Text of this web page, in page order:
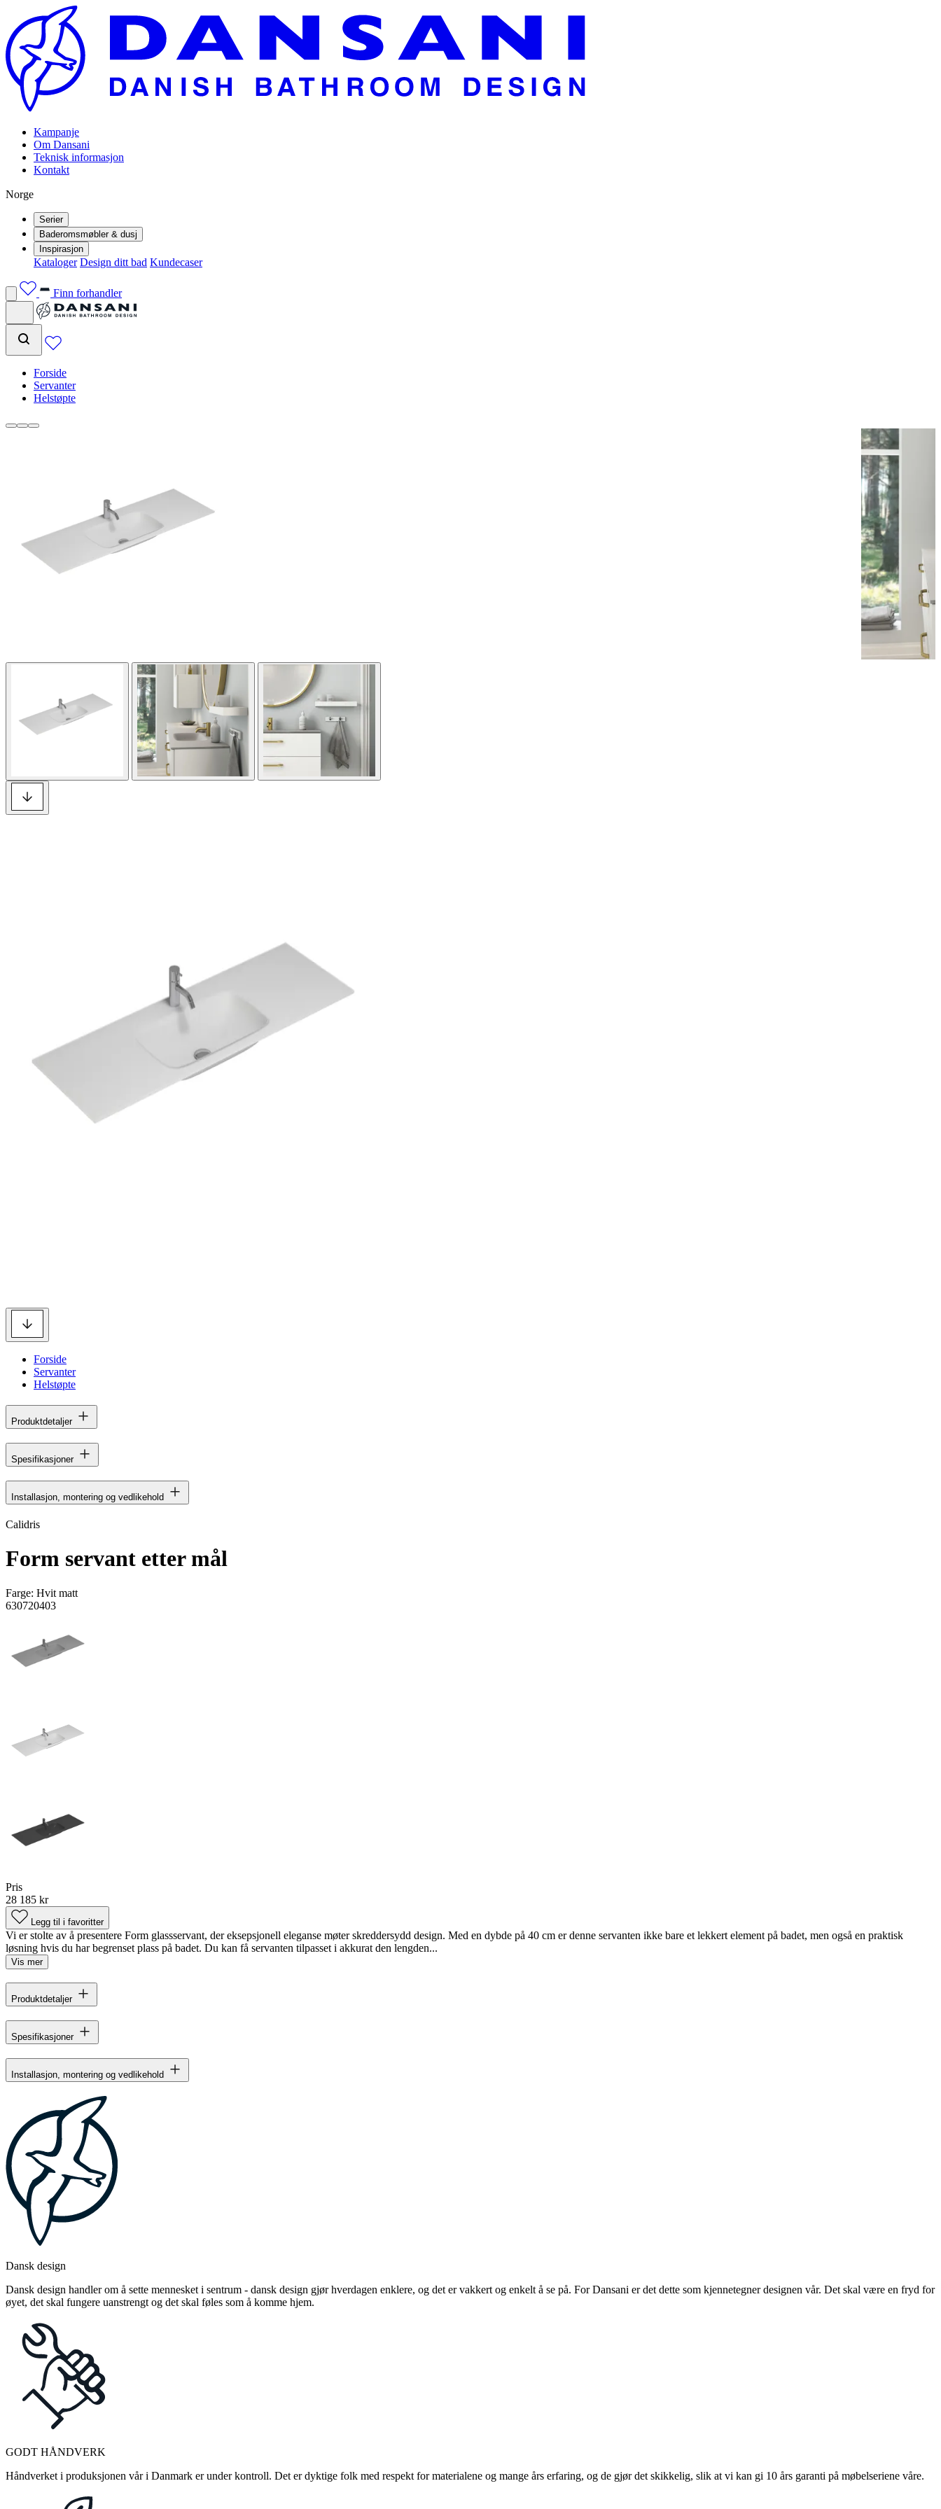
Kampanje
Om Dansani
Teknisk informasjon
Kontakt
Norge
Serier
Baderomsmøbler & dusj
Inspirasjon
Kataloger Design ditt bad Kundecaser
Finn forhandler
Forside
Servanter
Helstøpte
Forside
Servanter
Helstøpte
Produktdetaljer
Spesifikasjoner
Installasjon, montering og vedlikehold
Calidris
Form servant etter mål
Farge: Hvit matt
630720403
Pris
28 185 kr
Legg til i favoritter
Vi er stolte av å presentere Form glassservant, der eksepsjonell eleganse møter skreddersydd design. Med en dybde på 40 cm er denne servanten ikke bare et lekkert element på badet, men også en praktisk
løsning hvis du har begrenset plass på badet. Du kan få servanten tilpasset i akkurat den lengden...
Vis mer
Produktdetaljer
Spesifikasjoner
Installasjon, montering og vedlikehold
Dansk design
Dansk design handler om å sette mennesket i sentrum - dansk design gjør hverdagen enklere, og det er vakkert og enkelt å se på. For Dansani er det dette som kjennetegner designen vår. Det skal være en fryd for
øyet, det skal fungere uanstrengt og det skal føles som å komme hjem.
GODT HÅNDVERK
Håndverket i produksjonen vår i Danmark er under kontroll. Det er dyktige folk med respekt for materialene og mange års erfaring, og de gjør det skikkelig, slik at vi kan gi 10 års garanti på møbelseriene våre.